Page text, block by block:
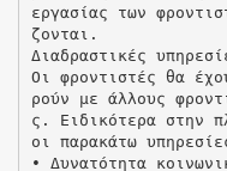
εργασίας των
ζονται.
Διαδραστικές
Οι φροντιστές θα
ρούν με άλλους
ς. Ειδικότερα στην
οι παρακάτω
• Δυνατότητα